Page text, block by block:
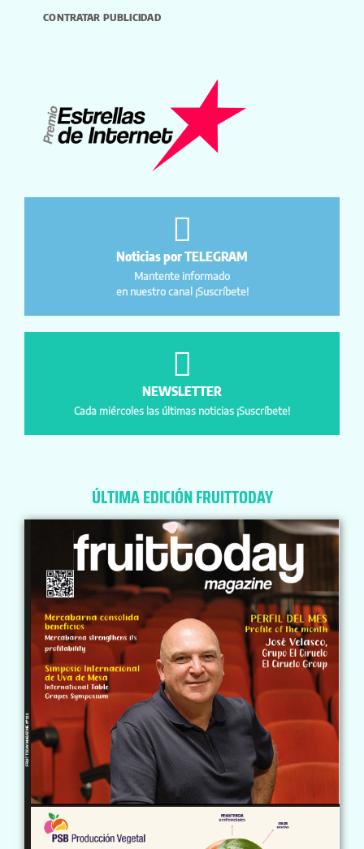
CONTRATAR PUBLICIDAD
Noticias por TELEGRAM
Mantente informado
en nuestro canal ¡Suscríbete!
NEWSLETTER
Cada miércoles las últimas noticias ¡Suscríbete!
ÚLTIMA EDICIÓN FRUITTODAY